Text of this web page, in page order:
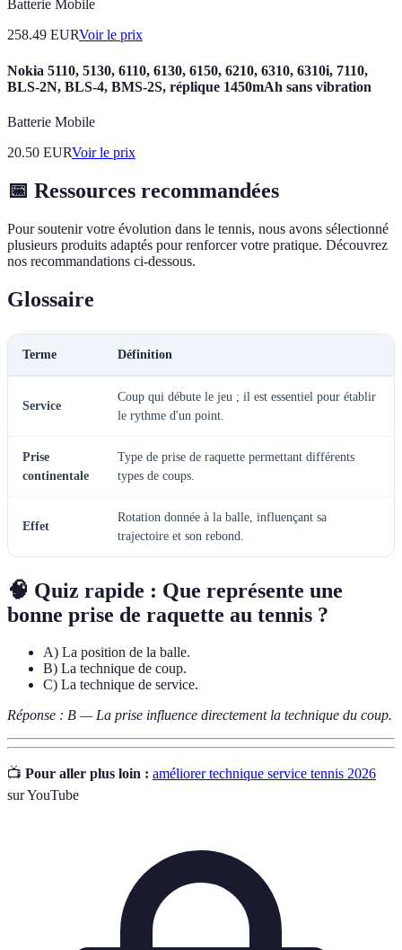
Batterie Mobile
258.49 EURVoir le prix
Nokia 5110, 5130, 6110, 6130, 6150, 6210, 6310, 6310i, 7110,
BLS-2N, BLS-4, BMS-2S, réplique 1450mAh sans vibration
Batterie Mobile
20.50 EURVoir le prix
📅 Ressources recommandées
Pour soutenir votre évolution dans le tennis, nous avons sélectionné
plusieurs produits adaptés pour renforcer votre pratique. Découvrez
nos recommandations ci-dessous.
Glossaire
Terme Définition
Service
Coup qui débute le jeu ; il est essentiel pour établir
le rythme d'un point.
Prise
continentale
Type de prise de raquette permettant différents
types de coups.
Effet
Rotation donnée à la balle, influençant sa
trajectoire et son rebond.
🧠 Quiz rapide : Que représente une
bonne prise de raquette au tennis ?
A) La position de la balle.
B) La technique de coup.
C) La technique de service.
Réponse : B — La prise influence directement la technique du coup.
📺 Pour aller plus loin : améliorer technique service tennis 2026
sur YouTube